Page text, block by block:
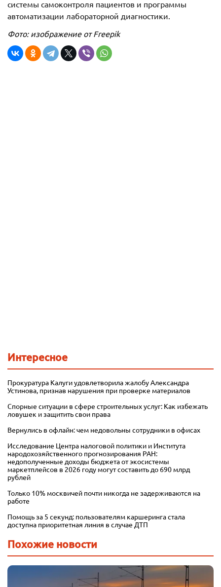
системы самоконтроля пациентов и программы
автоматизации лабораторной диагностики.
Фото: изображение отFreepik
Интересное
Прокуратура Калуги удовлетворила жалобу Александра
Устинова, признав нарушения при проверке материалов
Спорные ситуации в сфере строительных услуг: Как избежать
ловушек и защитить свои права
Вернулись в офлайн: чем недовольны сотрудники в офисах
Исследование Центра налоговой политики и Института
народохозяйственного прогнозирования РАН:
недополученные доходы бюджета от экосистемы
маркетплейсов в 2026 году могут составить до 690 млрд
рублей
Только 10% москвичей почти никогда не задерживаются на
работе
Помощь за 5 секунд: пользователям каршеринга стала
доступна приоритетная линия в случае ДТП
Похожие новости